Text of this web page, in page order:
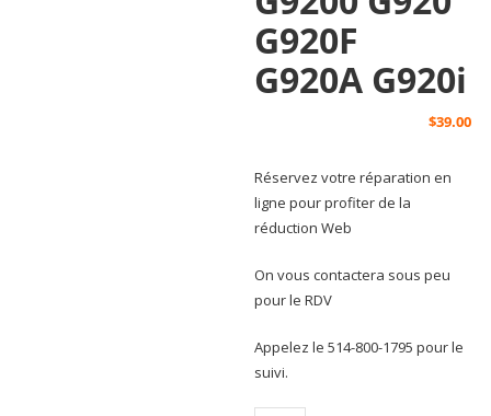
G920F
G920A G920i
$39.00
Réservez votre réparation en
ligne pour profiter de la
réduction Web
On vous contactera sous peu
pour le RDV
Appelez le 514-800-1795 pour le
suivi.